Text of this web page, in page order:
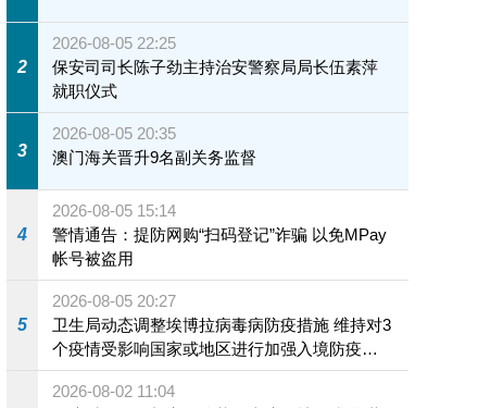
2
2026-08-05 22:25
保安司司长陈子劲主持治安警察局局长伍素萍
就职仪式
3
2026-08-05 20:35
澳门海关晋升9名副关务监督
4
2026-08-05 15:14
警情通告：提防网购“扫码登记”诈骗 以免MPay
帐号被盗用
5
2026-08-05 20:27
卫生局动态调整埃博拉病毒病防疫措施 维持对3
个疫情受影响国家或地区进行加强入境防疫措
施
2026-08-02 11:04